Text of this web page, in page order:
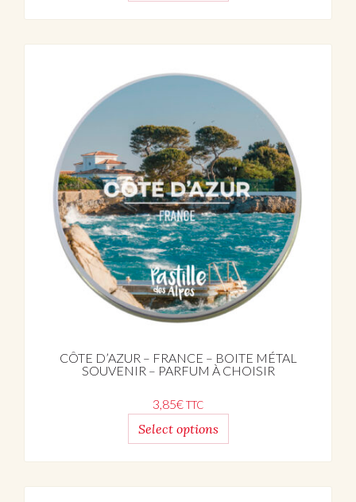
CÔTE D’AZUR – FRANCE – BOITE MÉTAL
SOUVENIR – PARFUM À CHOISIR
3,85€TTC
Select options